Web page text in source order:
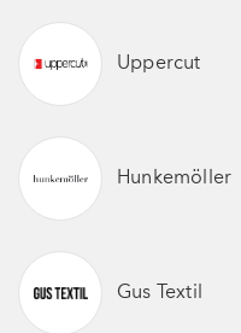
Uppercut
Hunkemöller
Gus Textil